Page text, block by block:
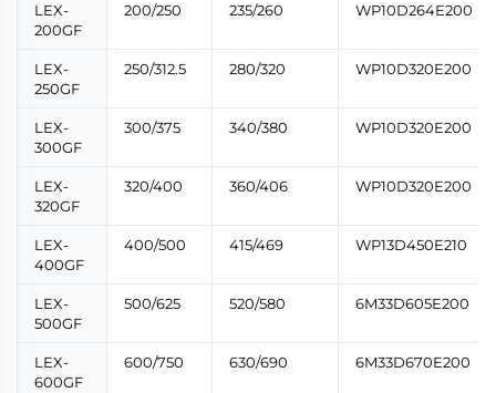
LEX-
200GF
200/250 235/260 WP10D264E200
LEX-
250GF
250/312.5 280/320 WP10D320E200
LEX-
300GF
300/375 340/380 WP10D320E200
LEX-
320GF
320/400 360/406 WP10D320E200
LEX-
400GF
400/500 415/469 WP13D450E210
LEX-
500GF
500/625 520/580 6M33D605E200
LEX-
600GF
600/750 630/690 6M33D670E200